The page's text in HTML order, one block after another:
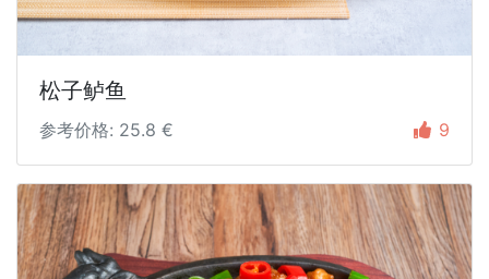
松子鲈鱼
参考价格: 25.8 € 9